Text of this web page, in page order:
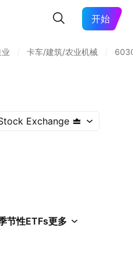
开始
卡车/建筑/农业机械
Exchange
节性ETFs更多